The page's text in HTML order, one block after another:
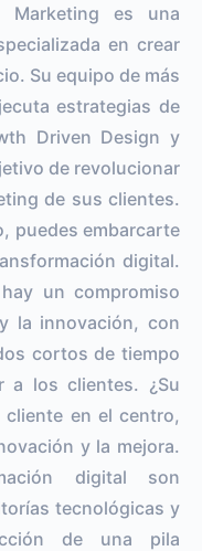
Marketing es una
en crear
Su equipo de más
estrategias de
Driven Design y
de revolucionar
de sus clientes.
puedes embarcarte
digital.
un compromiso
la innovación, con
cortos de tiempo
a los clientes. ¿Su
cliente en el centro,
y la mejora.
digital son
tecnológicas y
de una pila